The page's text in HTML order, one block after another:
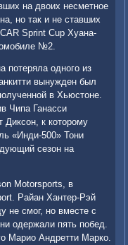
на двоих несметное
но так и не ставших
Sprint Cup Хуана-
№2.
потеряла одного из
вынужден был
в Хьюстоне.
Чипа Ганасси
Диксон, к которому
«Инди-500» Тони
сезон на
Motorsports, в
Райан Хантер-Рэй
не смог, но вместе с
одержали пять побед.
Марио Андретти Марко.